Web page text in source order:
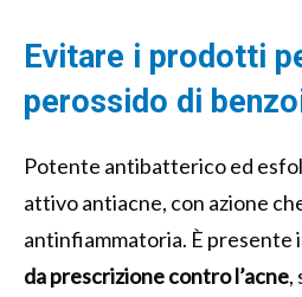
Evitare i prodotti
perossido di
Potente antibatterico ed
attivo antiacne, con azione
antinfiammatoria. È presente
da prescrizione contro l’acne,